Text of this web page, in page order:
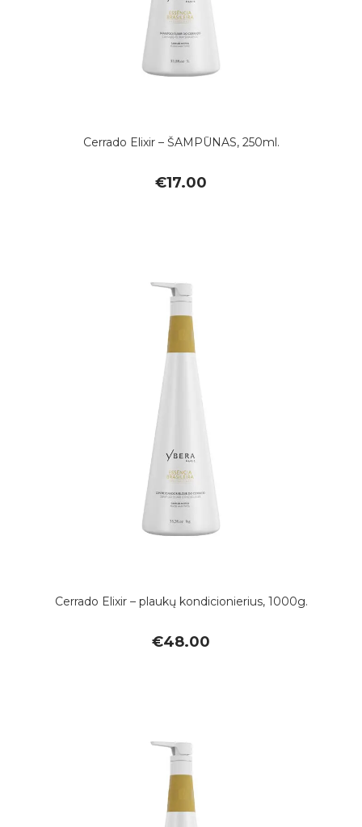
Cerrado Elixir – ŠAMPŪNAS, 250ml.
€17.00
Cerrado Elixir – plaukų kondicionierius, 1000g.
€48.00